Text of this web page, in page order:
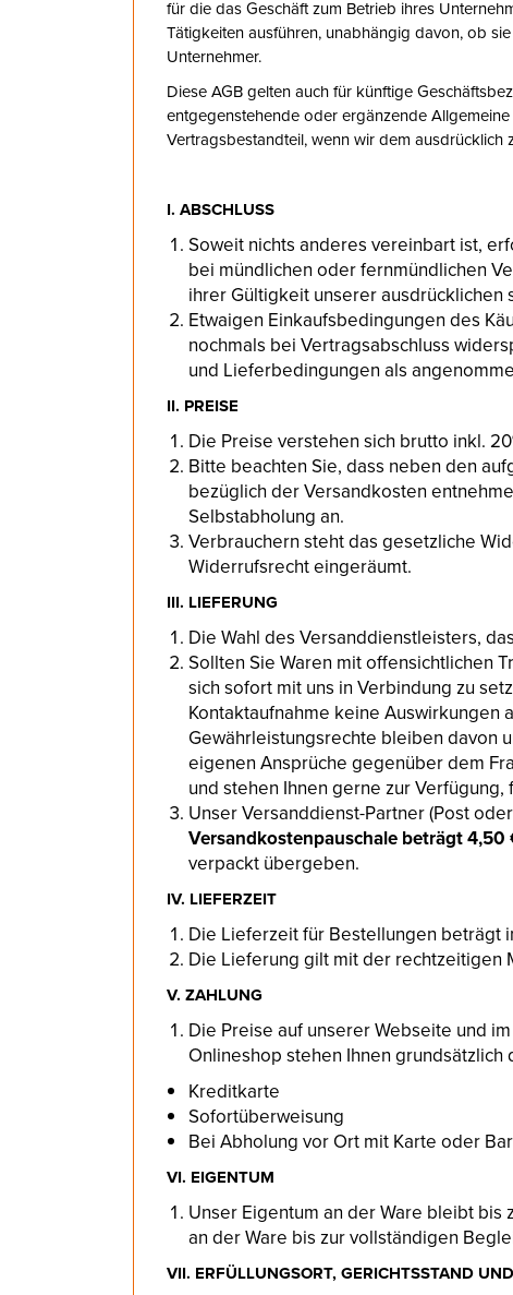
für die das Geschäft zum Betrieb ihres
Tätigkeiten ausführen, unabhängig davon, ob
Unternehmer.
Diese AGB gelten auch für künftige
entgegenstehende oder ergänzende
Vertragsbestandteil, wenn wir dem ausdrücklich
I. ABSCHLUSS
Soweit nichts anderes vereinbart ist,
bei mündlichen oder fernmündlichen
ihrer Gültigkeit unserer ausdrücklichen
Etwaigen Einkaufsbedingungen des
nochmals bei Vertragsabschluss
und Lieferbedingungen als
II. PREISE
Die Preise verstehen sich brutto inkl.
Bitte beachten Sie, dass neben den
bezüglich der Versandkosten
Selbstabholung an.
Verbrauchern steht das gesetzliche
Widerrufsrecht eingeräumt.
III. LIEFERUNG
Die Wahl des Versanddienstleisters,
Sollten Sie Waren mit offensichtlichen
sich sofort mit uns in Verbindung zu
Kontaktaufnahme keine Auswirkungen
Gewährleistungsrechte bleiben davon
eigenen Ansprüche gegenüber dem
und stehen Ihnen gerne zur
Unser Versanddienst-Partner (Post
Versandkostenpauschale beträgt 4,50
verpackt übergeben.
IV. LIEFERZEIT
Die Lieferzeit für Bestellungen beträgt
Die Lieferung gilt mit der rechtzeitigen
V. ZAHLUNG
Die Preise auf unserer Webseite und
Onlineshop stehen Ihnen
Kreditkarte
Sofortüberweisung
Bei Abholung vor Ort mit Karte oder Bar
VI. EIGENTUM
Unser Eigentum an der Ware bleibt bis
an der Ware bis zur vollständigen
VII. ERFÜLLUNGSORT, GERICHTSSTAND